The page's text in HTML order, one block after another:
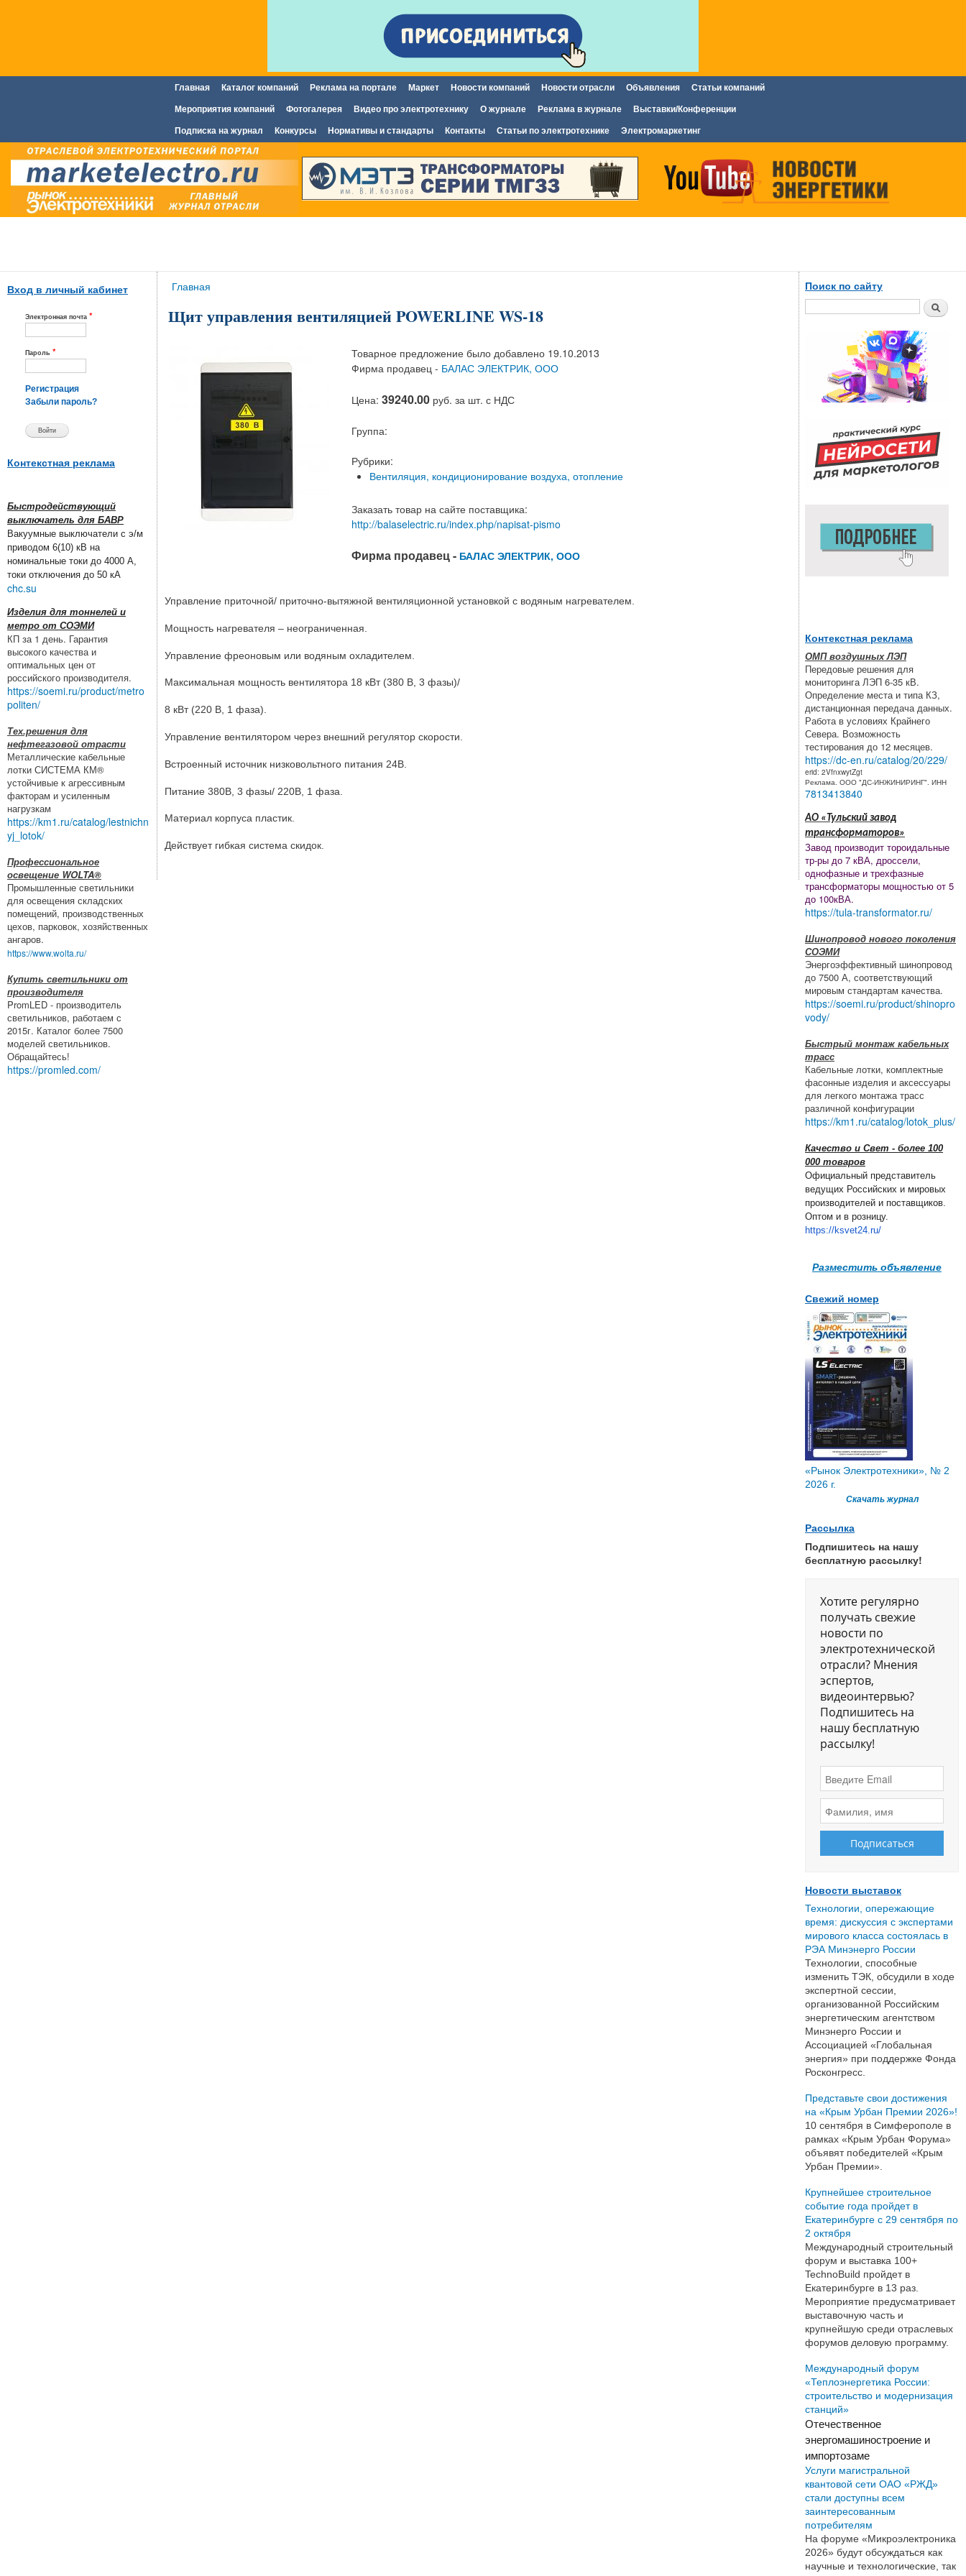
содержанию
Главное меню
Главная Каталог компаний Реклама на портале Маркет Новости компаний Новости отрасли Объявления Статьи компаний
Мероприятия компаний Фотогалерея Видео про электротехнику О журнале Реклама в журнале Выставки/Конференции
Подписка на журнал Конкурсы Нормативы и стандарты Контакты Статьи по электротехнике Электромаркетинг
Вход в личный кабинет
Электронная почта *
Пароль *
Регистрация
Забыли пароль?
Контекстная реклама
Быстродействующий
выключатель для БАВР
Вакуумные выключатели с э/м
приводом 6(10) кВ на
номинальные токи до 4000 А,
токи отключения до 50 кА
chc.su
Изделия для тоннелей и
метро от СОЭМИ
КП за 1 день. Гарантия
высокого качества и
оптимальных цен от
российского производителя.
https://soemi.ru/product/metro
politen/
Тех.решения для
нефтегазовой отрасти
Металлические кабельные
лотки СИСТЕМА КМ®
устойчивые к агрессивным
факторам и усиленным
нагрузкам
https://km1.ru/catalog/lestnichn
yj_lotok/
Профессиональное
освещение WOLTA®
Промышленные светильники
для освещения складских
помещений, производственных
цехов, парковок, хозяйственных
ангаров.
https://www.wolta.ru/
Купить светильники от
производителя
PromLED - производитель
светильников, работаем с
2015г. Каталог более 7500
моделей светильников.
Обращайтесь!
https://promled.com/
Вы здесь
Главная
Щит управления вентиляцией POWERLINE WS-18
Товарное предложение было добавлено 19.10.2013
Фирма продавец - БАЛАС ЭЛЕКТРИК, ООО
Цена: 39240.00 руб. за шт. с НДС
Группа:
Рубрики:
Вентиляция, кондиционирование воздуха, отопление
Заказать товар на сайте поставщика:
http://balaselectric.ru/index.php/napisat-pismo
Фирма продавец - БАЛАС ЭЛЕКТРИК, ООО
Управление приточной/ приточно-вытяжной вентиляционной установкой с водяным нагревателем.
Мощность нагревателя – неограниченная.
Управление фреоновым или водяным охладителем.
Максимальная мощность вентилятора 18 кВт (380 В, 3 фазы)/
8 кВт (220 В, 1 фаза).
Управление вентилятором через внешний регулятор скорости.
Встроенный источник низковольтного питания 24В.
Питание 380В, 3 фазы/ 220В, 1 фаза.
Материал корпуса пластик.
Действует гибкая система скидок.
Поиск по сайту
Поиск
Контекстная реклама
ОМП воздушных ЛЭП
Передовые решения для
мониторинга ЛЭП 6-35 кВ.
Определение места и типа КЗ,
дистанционная передача данных.
Работа в условиях Крайнего
Севера. Возможность
тестирования до 12 месяцев.
https://dc-en.ru/catalog/20/229/
erid: 2VfnxwytZgt
Реклама. ООО "ДС-ИНЖИНИРИНГ". ИНН
7813413840
АО «Тульский завод
трансформаторов»
Завод производит тороидальные
тр-ры до 7 кВА, дроссели,
однофазные и трехфазные
трансформаторы мощностью от 5
до 100кВА.
https://tula-transformator.ru/
Шинопровод нового поколения
СОЭМИ
Энергоэффективный шинопровод
до 7500 А, соответствующий
мировым стандартам качества.
https://soemi.ru/product/shinopro
vody/
Быстрый монтаж кабельных
трасс
Кабельные лотки, комплектные
фасонные изделия и аксессуары
для легкого монтажа трасс
различной конфигурации
https://km1.ru/catalog/lotok_plus/
Качество и Свет - более 100
000 товаров
Официальный представитель
ведущих Российских и мировых
производителей и поставщиков.
Оптом и в розницу.
https://ksvet24.ru/
Разместить объявление
Свежий номер
«Рынок Электротехники», № 2
2026 г.
Скачать журнал
Рассылка
Подпишитесь на нашу
бесплатную рассылку!
Хотите регулярно
получать свежие
новости по
электротехнической
отрасли? Мнения
эспертов,
видеоинтервью?
Подпишитесь на
нашу бесплатную
рассылку!
Новости выставок
Технологии, опережающие
время: дискуссия с экспертами
мирового класса состоялась в
РЭА Минэнерго России
Технологии, способные
изменить ТЭК, обсудили в ходе
экспертной сессии,
организованной Российским
энергетическим агентством
Минэнерго России и
Ассоциацией «Глобальная
энергия» при поддержке Фонда
Росконгресс.
Представьте свои достижения
на «Крым Урбан Премии 2026»!
10 сентября в Симферополе в
рамках «Крым Урбан Форума»
объявят победителей «Крым
Урбан Премии».
Крупнейшее строительное
событие года пройдет в
Екатеринбурге с 29 сентября по
2 октября
Международный строительный
форум и выставка 100+
TechnoBuild пройдет в
Екатеринбурге в 13 раз.
Мероприятие предусматривает
выставочную часть и
крупнейшую среди отраслевых
форумов деловую программу.
Международный форум
«Теплоэнергетика России:
строительство и модернизация
станций»
Отечественное
энергомашиностроение и
импортозаме
Услуги магистральной
квантовой сети ОАО «РЖД»
стали доступны всем
заинтересованным
потребителям
На форуме «Микроэлектроника
2026» будут обсуждаться как
научные и технологические, так